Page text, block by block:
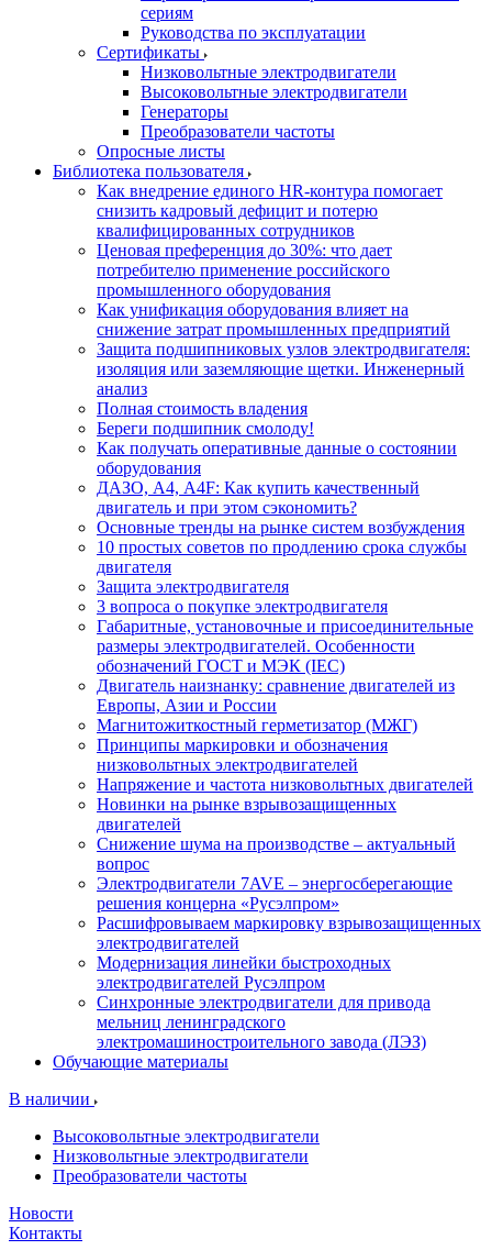
сериям
Руководства по эксплуатации
Сертификаты
Низковольтные электродвигатели
Высоковольтные электродвигатели
Генераторы
Преобразователи частоты
Опросные листы
Библиотека пользователя
Как внедрение единого HR-контура помогает
снизить кадровый дефицит и потерю
квалифицированных сотрудников
Ценовая преференция до 30%: что дает
потребителю применение российского
промышленного оборудования
Как унификация оборудования влияет на
снижение затрат промышленных предприятий
Защита подшипниковых узлов электродвигателя:
изоляция или заземляющие щетки. Инженерный
анализ
Полная стоимость владения
Береги подшипник смолоду!
Как получать оперативные данные о состоянии
оборудования
ДАЗО, А4, А4F: Как купить качественный
двигатель и при этом сэкономить?
Основные тренды на рынке систем возбуждения
10 простых советов по продлению срока службы
двигателя
Защита электродвигателя
3 вопроса о покупке электродвигателя
Габаритные, установочные и присоединительные
размеры электродвигателей. Особенности
обозначений ГОСТ и МЭК (IEC)
Двигатель наизнанку: сравнение двигателей из
Европы, Азии и России
Магнитожиткостный герметизатор (МЖГ)
Принципы маркировки и обозначения
низковольтных электродвигателей
Напряжение и частота низковольтных двигателей
Новинки на рынке взрывозащищенных
двигателей
Снижение шума на производстве – актуальный
вопрос
Электродвигатели 7AVE – энергосберегающие
решения концерна «Русэлпром»
Расшифровываем маркировку взрывозащищенных
электродвигателей
Модернизация линейки быстроходных
электродвигателей Русэлпром
Синхронные электродвигатели для привода
мельниц ленинградского
электромашиностроительного завода (ЛЭЗ)
Обучающие материалы
В наличии
Высоковольтные электродвигатели
Низковольтные электродвигатели
Преобразователи частоты
Новости
Контакты